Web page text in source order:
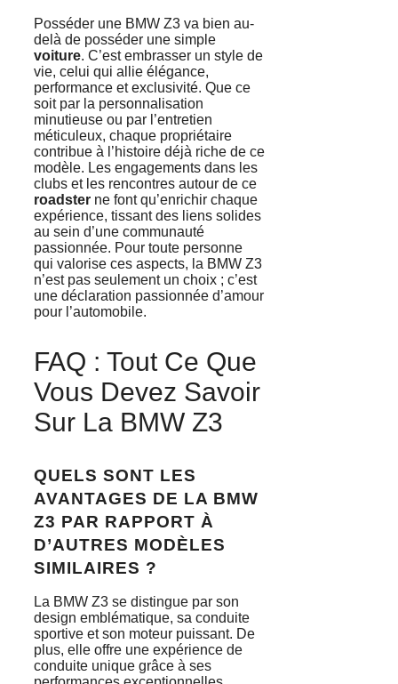
Posséder une BMW Z3 va bien au-
delà de posséder une simple
voiture. C’est embrasser un style de
vie, celui qui allie élégance,
performance et exclusivité. Que ce
soit par la personnalisation
minutieuse ou par l’entretien
méticuleux, chaque propriétaire
contribue à l’histoire déjà riche de ce
modèle. Les engagements dans les
clubs et les rencontres autour de ce
roadster ne font qu’enrichir chaque
expérience, tissant des liens solides
au sein d’une communauté
passionnée. Pour toute personne
qui valorise ces aspects, la BMW Z3
n’est pas seulement un choix ; c’est
une déclaration passionnée d’amour
pour l’automobile.
FAQ : Tout Ce Que
Vous Devez Savoir
Sur La BMW Z3
QUELS SONT LES
AVANTAGES DE LA BMW
Z3 PAR RAPPORT À
D’AUTRES MODÈLES
SIMILAIRES ?
La BMW Z3 se distingue par son
design emblématique, sa conduite
sportive et son moteur puissant. De
plus, elle offre une expérience de
conduite unique grâce à ses